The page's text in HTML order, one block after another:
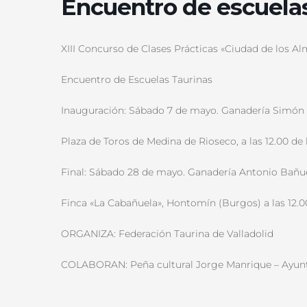
Encuentro de
XIII Concurso de Clases Prácticas «Ciudad de los
Encuentro de Escuelas Taurinas
Inauguración: Sábado 7 de mayo. Ganadería
Plaza de Toros de Medina de Rioseco, a las 12.00 de
Final: Sábado 28 de mayo. Ganadería Antonio
Finca «La Cabañuela», Hontomín (Burgos) a las
ORGANIZA: Federación Taurina de Valladolid
COLABORAN: Peña cultural Jorge Manrique –